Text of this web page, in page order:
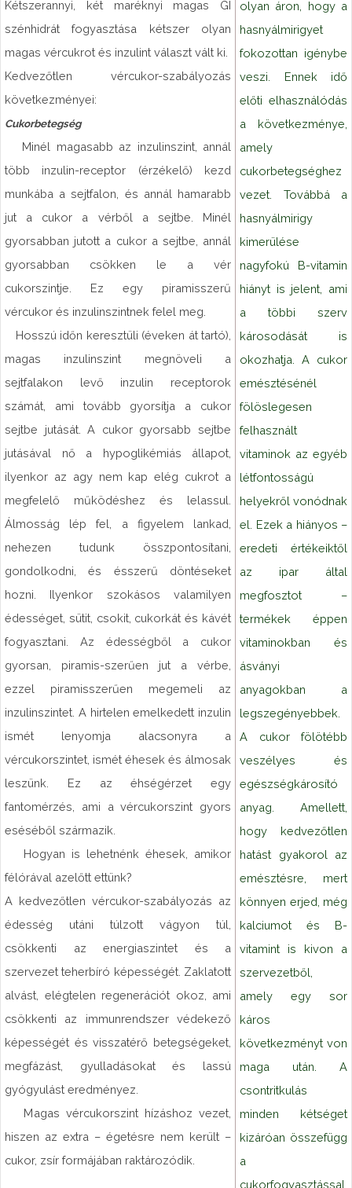
Kétszerannyi, két maréknyi magas GI
szénhidrát fogyasztása kétszer olyan
magas vércukrot és inzulint választ vált ki.
Kedvezőtlen vércukor-szabályozás
következményei:
Cukorbetegség
Minél magasabb az inzulinszint, annál
több inzulin-receptor (érzékelő) kezd
munkába a sejtfalon, és annál hamarabb
jut a cukor a vérből a sejtbe. Minél
gyorsabban jutott a cukor a sejtbe, annál
gyorsabban csökken le a vér
cukorszintje. Ez egy piramisszerű
vércukor és inzulinszintnek felel meg.
Hosszú időn keresztüli (éveken át tartó),
magas inzulinszint megnöveli a
sejtfalakon levő inzulin receptorok
számát, ami tovább gyorsítja a cukor
sejtbe jutását. A cukor gyorsabb sejtbe
jutásával nő a hypoglikémiás állapot,
ilyenkor az agy nem kap elég cukrot a
megfelelő működéshez és lelassul.
Álmosság lép fel, a figyelem lankad,
nehezen tudunk összpontosítani,
gondolkodni, és ésszerű döntéseket
hozni. Ilyenkor szokásos valamilyen
édességet, sütit, csokit, cukorkát és kávét
fogyasztani. Az édességből a cukor
gyorsan, piramis-szerűen jut a vérbe,
ezzel piramisszerűen megemeli az
inzulinszintet. A hirtelen emelkedett inzulin
ismét lenyomja alacsonyra a
vércukorszintet, ismét éhesek és álmosak
leszünk. Ez az éhségérzet egy
fantomérzés, ami a vércukorszint gyors
eséséből származik.
Hogyan is lehetnénk éhesek, amikor
félórával azelőtt ettünk?
A kedvezőtlen vércukor-szabályozás az
édesség utáni túlzott vágyon túl,
csökkenti az energiaszintet és a
szervezet teherbíró képességét. Zaklatott
alvást, elégtelen regenerációt okoz, ami
csökkenti az immunrendszer védekező
képességét és visszatérő betegségeket,
megfázást, gyulladásokat és lassú
gyógyulást eredményez.
Magas vércukorszint hízáshoz vezet,
hiszen az extra – égetésre nem került –
cukor, zsír formájában raktározódik.
olyan áron, hogy a
hasnyálmirigyet
fokozottan igénybe
veszi. Ennek idő
előti elhasználódás
a következménye,
amely
cukorbetegséghez
vezet. Továbbá a
hasnyálmirigy
kimerülése
nagyfokú B-vitamin
hiányt is jelent, ami
a többi szerv
károsodását is
okozhatja. A cukor
emésztésénél
fölöslegesen
felhasznált
vitaminok az egyéb
létfontosságú
helyekről vonódnak
el. Ezek a hiányos –
eredeti értékeiktől
az ipar által
megfosztot –
termékek éppen
vitaminokban és
ásványi
anyagokban a
legszegényebbek.
A cukor fölötébb
veszélyes és
egészségkárosító
anyag. Amellett,
hogy kedvezőtlen
hatást gyakorol az
emésztésre, mert
könnyen erjed, még
kalciumot és B-
vitamint is kivon a
szervezetből,
amely egy sor
káros
következményt von
maga után. A
csontritkulás
minden kétséget
kizáróan összefügg
a
cukorfogyasztással,